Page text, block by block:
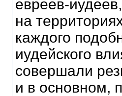
евреев-
на
каждого
иудейского
совершали
и в основном,